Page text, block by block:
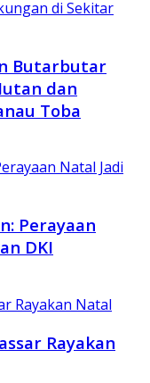
Butarbutar
dan
Toba
Perayaan
DKI
Rayakan